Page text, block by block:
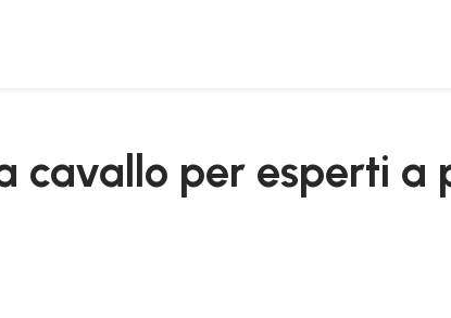
di baratz
cavallo per esperti a